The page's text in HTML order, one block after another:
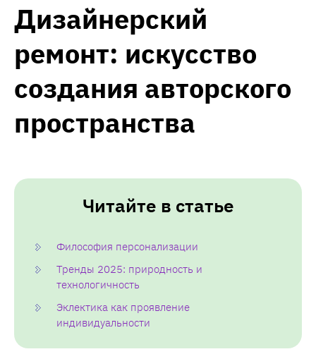
Дизайнерский
ремонт: искусство
создания авторского
пространства
Читайте в статье
Философия персонализации
Тренды 2025: природность и
технологичность
Эклектика как проявление
индивидуальности